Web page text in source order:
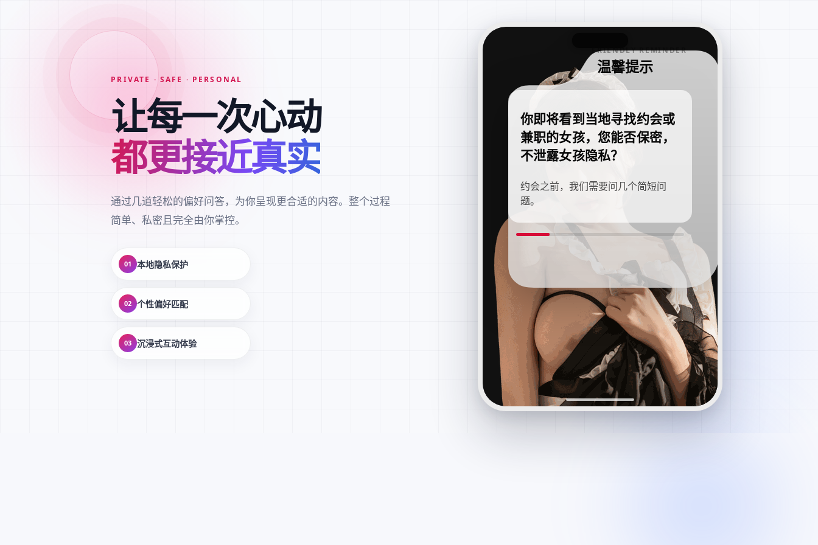
PRIVATE · SAFE · PERSONAL
让每一次心动
都更接近真实
通过几道轻松的偏好问答，为你呈现更合适的内容。整个过程
简单、私密且完全由你掌控。
01 本地隐私保护
02 个性偏好匹配
03 沉浸式互动体验
FRIENDLY REMINDER
温馨提示
你即将看到当地寻找约会或
兼职的女孩，您能否保密，
不泄露女孩隐私？
约会之前，我们需要问几个简短问
题。